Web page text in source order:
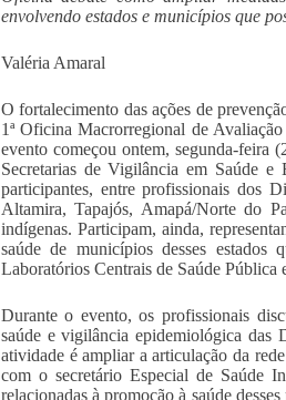
envolvendo estados e municípios que
Valéria Amaral
O fortalecimento das ações de
1ª Oficina Macrorregional de
evento começou ontem, segunda-feira
Secretarias de Vigilância em Saúde
participantes, entre profissionais dos
Altamira, Tapajós, Amapá/Norte do
indígenas. Participam, ainda,
saúde de municípios desses estados
Laboratórios Centrais de Saúde Pública
Durante o evento, os profissionais
saúde e vigilância epidemiológica das
atividade é ampliar a articulação da
com o secretário Especial de Saúde
relacionadas à promoção à saúde